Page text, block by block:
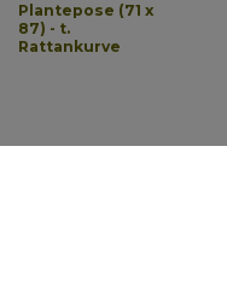
Plantepose (71 x
87) - t.
Rattankurve